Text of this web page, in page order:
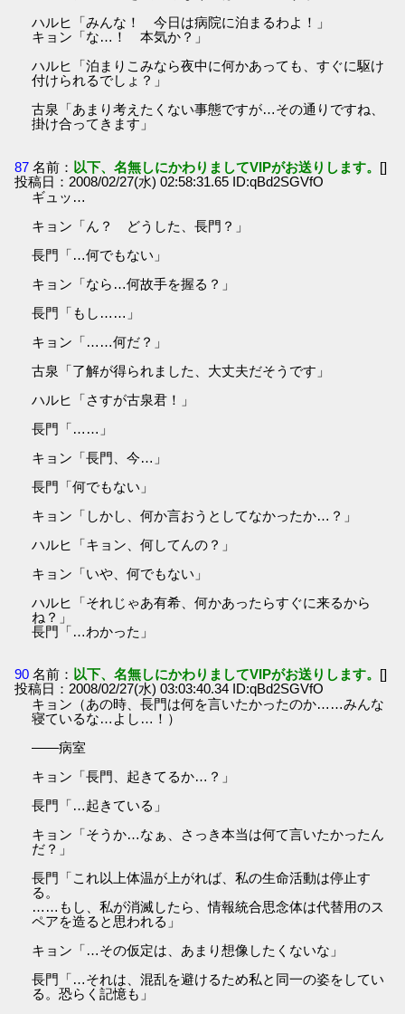
ハルヒ「みんな！ 今日は病院に泊まるわよ！」
キョン「な…！ 本気か？」
ハルヒ「泊まりこみなら夜中に何かあっても、すぐに駆け
付けられるでしょ？」
古泉「あまり考えたくない事態ですが…その通りですね、
掛け合ってきます」
87 名前： 以下、名無しにかわりましてVIPがお送りします。 []
投稿日：2008/02/27(水) 02:58:31.65 ID:qBd2SGVfO
ギュッ…
キョン「ん？ どうした、長門？」
長門「…何でもない」
キョン「なら…何故手を握る？」
長門「もし……」
キョン「……何だ？」
古泉「了解が得られました、大丈夫だそうです」
ハルヒ「さすが古泉君！」
長門「……」
キョン「長門、今…」
長門「何でもない」
キョン「しかし、何か言おうとしてなかったか…？」
ハルヒ「キョン、何してんの？」
キョン「いや、何でもない」
ハルヒ「それじゃあ有希、何かあったらすぐに来るから
ね？」
長門「…わかった」
90 名前： 以下、名無しにかわりましてVIPがお送りします。 []
投稿日：2008/02/27(水) 03:03:40.34 ID:qBd2SGVfO
キョン（あの時、長門は何を言いたかったのか……みんな
寝ているな…よし…！）
――病室
キョン「長門、起きてるか…？」
長門「…起きている」
キョン「そうか…なぁ、さっき本当は何て言いたかったん
だ？」
長門「これ以上体温が上がれば、私の生命活動は停止す
る。
……もし、私が消滅したら、情報統合思念体は代替用のス
ペアを造ると思われる」
キョン「…その仮定は、あまり想像したくないな」
長門「…それは、混乱を避けるため私と同一の姿をしてい
る。恐らく記憶も」